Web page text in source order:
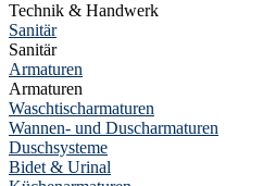
Technik & Handwerk
Sanitär
Sanitär
Armaturen
Armaturen
Waschtischarmaturen
Wannen- und Duscharmaturen
Duschsysteme
Bidet & Urinal